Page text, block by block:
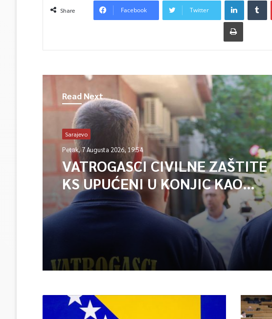
Share Facebook Twitter
Read Next
Sarajevo
Petak, 7 Augusta 2026, 19:54
VATROGASCI CIVILNE ZAŠTITE
KS UPUĆENI U KONJIC KAO
ISPOMOĆ U GAŠENJU POŽARA